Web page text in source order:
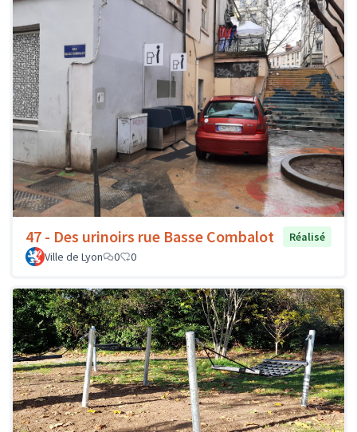
47 - Des urinoirs rue Basse Combalot
Réalisé
Ville de Lyon
0 0